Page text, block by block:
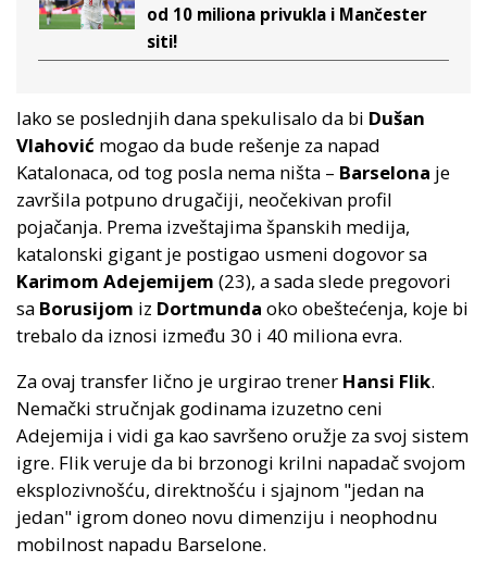
od 10 miliona privukla i Mančester
siti!
Iako se poslednjih dana spekulisalo da bi Dušan
Vlahović mogao da bude rešenje za napad
Katalonaca, od tog posla nema ništa – Barselona je
završila potpuno drugačiji, neočekivan profil
pojačanja. Prema izveštajima španskih medija,
katalonski gigant je postigao usmeni dogovor sa
Karimom Adejemijem (23), a sada slede pregovori
sa Borusijom iz Dortmunda oko obeštećenja, koje bi
trebalo da iznosi između 30 i 40 miliona evra.
Za ovaj transfer lično je urgirao trener Hansi Flik.
Nemački stručnjak godinama izuzetno ceni
Adejemija i vidi ga kao savršeno oružje za svoj sistem
igre. Flik veruje da bi brzonogi krilni napadač svojom
eksplozivnošću, direktnošću i sjajnom "jedan na
jedan" igrom doneo novu dimenziju i neophodnu
mobilnost napadu Barselone.